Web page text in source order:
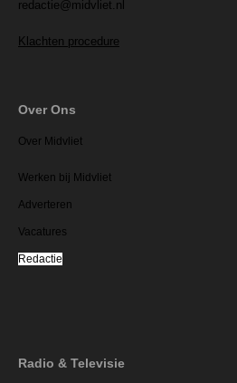
redactie@midvliet.nl
Klachten procedure
Over Ons
Over Midvliet
Werken bij Midvliet
Adverteren
Vacatures
Redactie
Radio & Televisie